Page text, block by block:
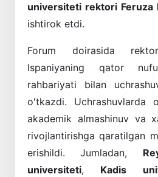
universiteti rektori Feruza
ishtirok etdi.
Forum doirasida
Ispaniyaning qator
rahbariyati bilan
oʻtkazdi. Uchrashuvlarda
akademik almashinuv va
rivojlantirishga qaratilgan
erishildi. Jumladan,
universiteti, Kadis